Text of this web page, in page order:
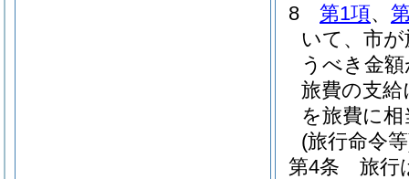
8
第1項、
いて、市
うべき金
旅費の支給
を旅費に
(旅行命令
第4条
旅行